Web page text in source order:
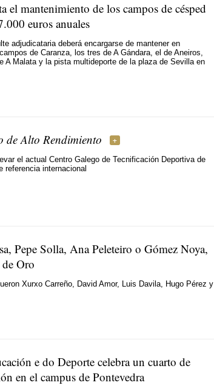
el mantenimiento de los campos de césped
euros anuales
adjudicataria deberá encargarse de mantener en
de Caranza, los tres de A Gándara, el de Aneiros,
A Malata y la pista multideporte de la plaza de Sevilla en
de Alto Rendimiento
el actual Centro Galego de Tecnificación Deportiva de
referencia internacional
Pepe Solla, Ana Peleteiro o Gómez Noya,
Oro
Xurxo Carreño, David Amor, Luis Davila, Hugo Pérez y
e do Deporte celebra un cuarto de
en el campus de Pontevedra